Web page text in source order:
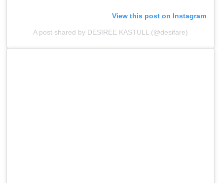
View this post on Instagram
A post shared by DESIREE KASTULL (@desifare)